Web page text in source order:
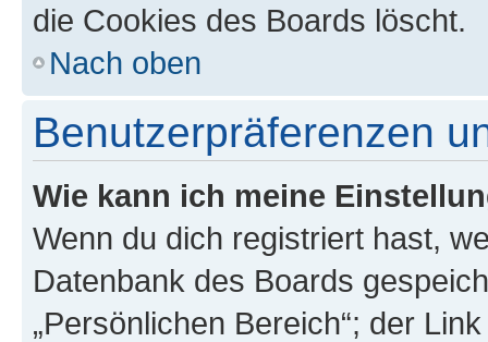
die Cookies des Boards löscht.
Nach oben
Benutzerpräferenzen
Wie kann ich meine
Wenn du dich registriert hast,
Datenbank des Boards
„Persönlichen Bereich“; der